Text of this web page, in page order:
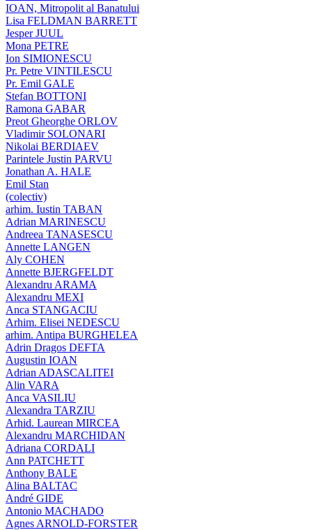
IOAN, Mitropolit al Banatului
Lisa FELDMAN BARRETT
Jesper JUUL
Mona PETRE
Ion SIMIONESCU
Pr. Petre VINTILESCU
Pr. Emil GALE
Stefan BOTTONI
Ramona GABAR
Preot Gheorghe ORLOV
Vladimir SOLONARI
Nikolai BERDIAEV
Parintele Justin PARVU
Jonathan A. HALE
Emil Stan
(colectiv)
arhim. Iustin TABAN
Adrian MARINESCU
Andreea TANASESCU
Annette LANGEN
Aly COHEN
Annette BJERGFELDT
Alexandru ARAMA
Alexandru MEXI
Anca STANGACIU
Arhim. Elisei NEDESCU
arhim. Antipa BURGHELEA
Adrin Dragos DEFTA
Augustin IOAN
Adrian ADASCALITEI
Alin VARA
Anca VASILIU
Alexandra TARZIU
Arhid. Laurean MIRCEA
Alexandru MARCHIDAN
Adriana CORDALI
Ann PATCHETT
Anthony BALE
Alina BALTAC
André GIDE
Antonio MACHADO
Agnes ARNOLD-FORSTER